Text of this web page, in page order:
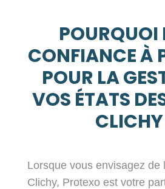
POURQUOI
CONFIANCE À
POUR LA
VOS ÉTATS
Lorsque vous envisagez de
Clichy, Protexo est votre